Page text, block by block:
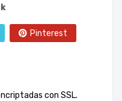
Pinterest
con SSL.